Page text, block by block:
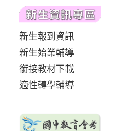
新生報到資訊
新生始業輔導
銜接教材下載
適性轉學輔導